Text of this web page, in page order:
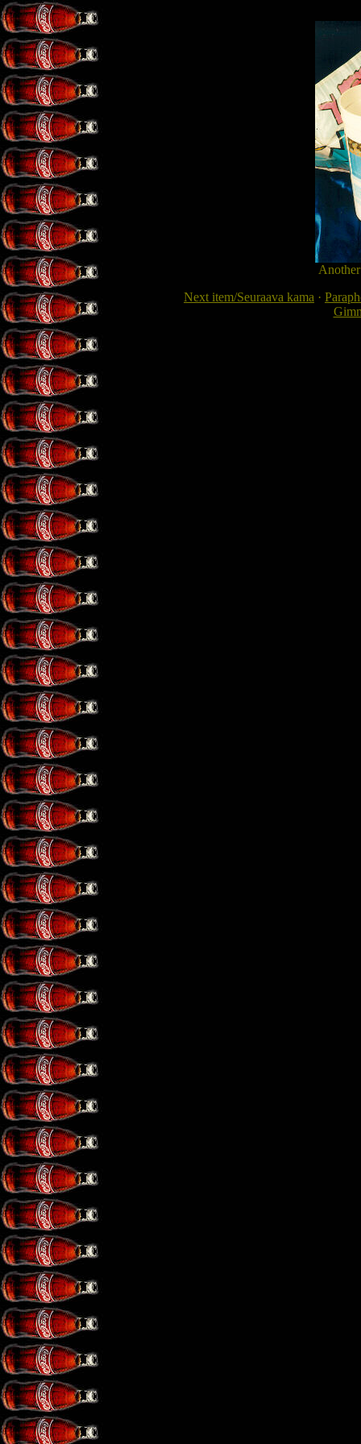
Next item/Seuraava kama ·